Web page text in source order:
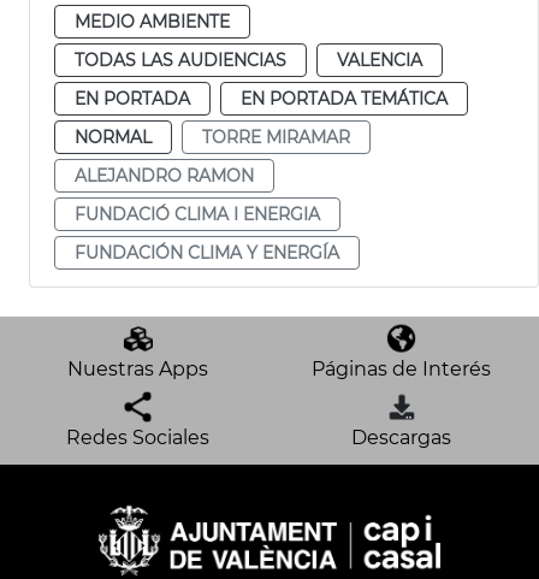
MEDIO AMBIENTE
TODAS LAS AUDIENCIAS
VALENCIA
EN PORTADA
EN PORTADA TEMÁTICA
NORMAL
TORRE MIRAMAR
ALEJANDRO RAMON
FUNDACIÓ CLIMA I ENERGIA
FUNDACIÓN CLIMA Y ENERGÍA
Nuestras Apps Páginas de Interés
Redes Sociales Descargas